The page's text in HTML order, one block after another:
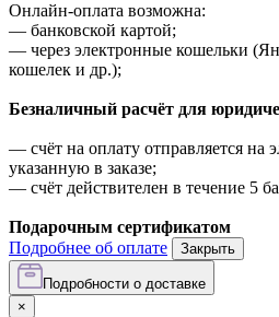
Онлайн-оплата возможна:
— банковской картой;
— через электронные кошельки
кошелек и др.);
Безналичный расчёт для
— счёт на оплату отправляется на
указанную в заказе;
— счёт действителен в течение 5
Подарочным сертификатом
Подробнее об оплате
Закрыть
Подробности о доставке
×